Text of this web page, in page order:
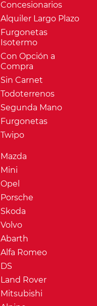
Mazda
Mini
Opel
Porsche
Skoda
Volvo
Abarth
Alfa Romeo
DS
Land Rover
Mitsubishi
Concesionarios
Alquiler Largo Plazo
Furgonetas
Isotermo
Con Opción a
Compra
Sin Carnet
Todoterrenos
Segunda Mano
Furgonetas
Twipo